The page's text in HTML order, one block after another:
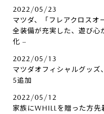
2022/05/23
マツダ、「フレアクロスオ
全装備が充実した、遊び心
化 –
2022/05/13
マツダオフィシャルグッズ
5追加
2022/05/12
家族にWHILLを贈った方